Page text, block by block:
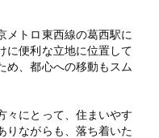
メトロ東西線の葛西駅に
に便利な立地に位置して
め、都心への移動もスム
々にとって、住まいやす
りながらも、落ち着いた